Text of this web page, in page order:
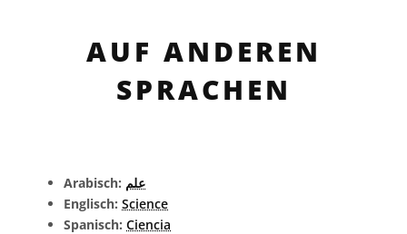
AUF ANDEREN
SPRACHEN
Arabisch: علم
Englisch: Science
Spanisch: Ciencia